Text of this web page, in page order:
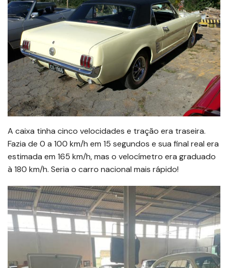
A caixa tinha cinco velocidades e tração era traseira.
Fazia de 0 a 100 km/h em 15 segundos e sua final real era
estimada em 165 km/h, mas o velocímetro era graduado
à 180 km/h. Seria o carro nacional mais rápido!